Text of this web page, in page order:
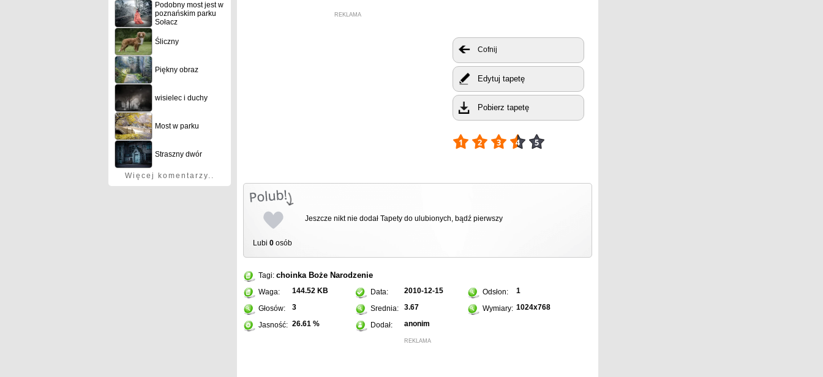
Podobny most jest w
poznańskim parku
Sołacz
Śliczny
Piękny obraz
wisielec i duchy
Most w parku
Straszny dwór
Więcej komentarzy..
REKLAMA
Cofnij
Edytuj tapetę
Pobierz tapetę
Lubi 0 osób
Jeszcze nikt nie dodał Tapety do ulubionych, bądź pierwszy
Tagi: choinka Boże Narodzenie
Waga: 144.52 KB Data: 2010-12-15 Odsłon: 1
Głosów: 3 Srednia: 3.67 Wymiary: 1024x768
Jasność: 26.61 % Dodał: anonim
REKLAMA